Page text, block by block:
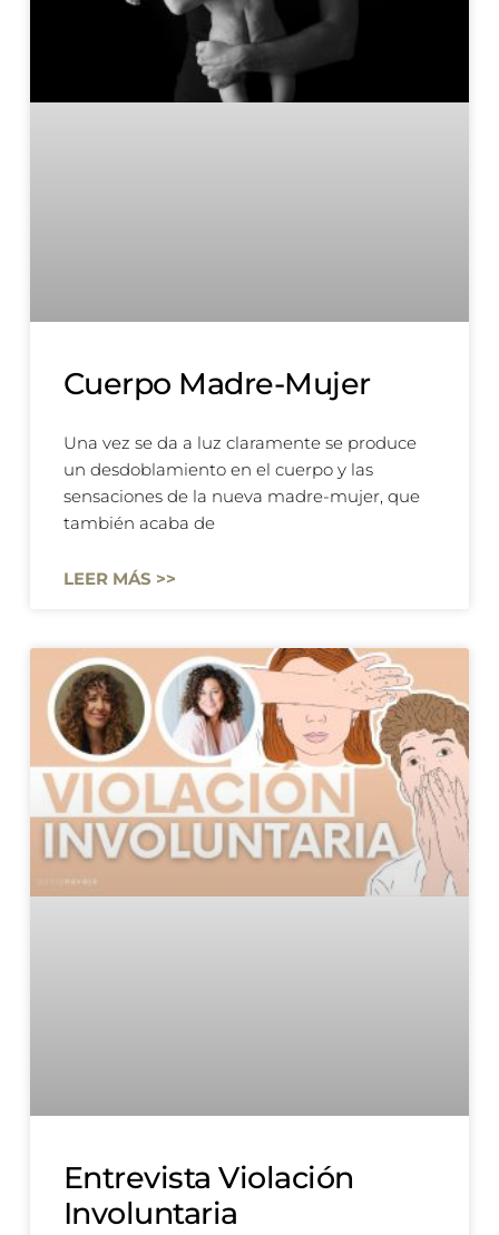
Cuerpo Madre-Mujer
Una vez se da a luz claramente se produce
un desdoblamiento en el cuerpo y las
sensaciones de la nueva madre-mujer, que
también acaba de
LEER MÁS >>
Entrevista Violación
Involuntaria